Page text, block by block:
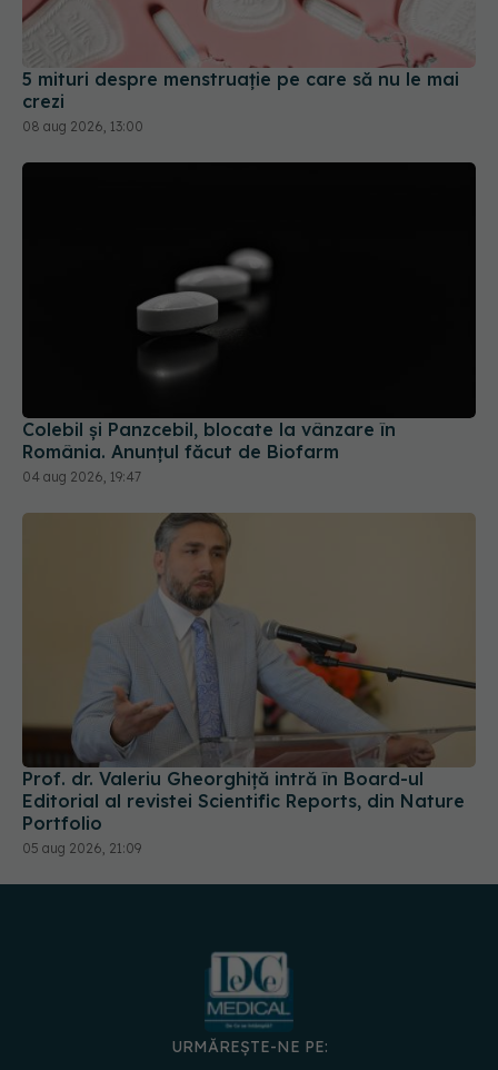
5 mituri despre menstruație pe care să nu le mai
Colebil și Panzcebil, blocate la vânzare în
România. Anunțul făcut de Biofarm
Prof. dr. Valeriu Gheorghiță intră în Board-ul
Editorial al revistei Scientific Reports, din Nature
Portfolio
05 aug 2026, 21:09
URMĂREȘTE-NE PE:
DESCARCĂ APLICAȚIA